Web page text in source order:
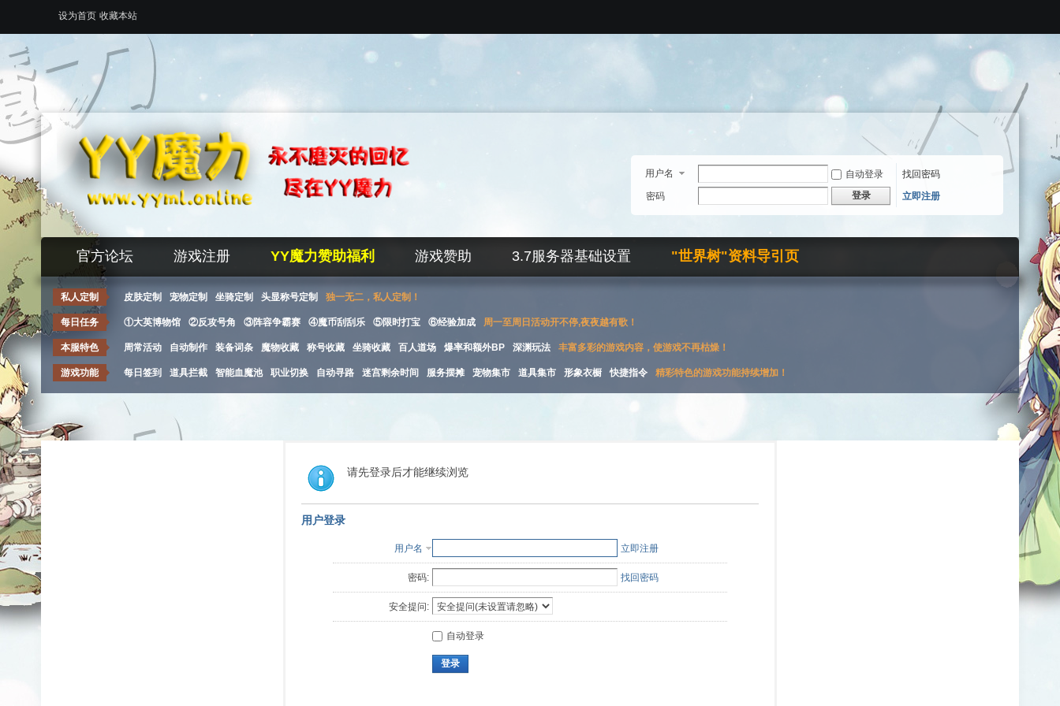
设为首页 收藏本站
用户名 自动登录
找回密码
密码
登录 立即注册
官方论坛 游戏注册 YY魔力赞助福利 游戏赞助 3.7服务器基础设置 "世界树"资料导引页
私人定制 皮肤定制 宠物定制 坐骑定制 头显称号定制 独一无二，私人定制！
每日任务 ①大英博物馆 ②反攻号角 ③阵容争霸赛 ④魔币刮刮乐 ⑤限时打宝 ⑥经验加成 周一至周日活动开不停,夜夜越有歌！
本服特色 周常活动 自动制作 装备词条 魔物收藏 称号收藏 坐骑收藏 百人道场 爆率和额外BP 深渊玩法 丰富多彩的游戏内容，使游戏不再枯燥！
游戏功能 每日签到 道具拦截 智能血魔池 职业切换 自动寻路 迷宫剩余时间 服务摆摊 宠物集市 道具集市 形象衣橱 快捷指令 精彩特色的游戏功能持续增加！
请先登录后才能继续浏览
用户登录
用户名 立即注册
密码: 找回密码
安全提问:
自动登录
登录